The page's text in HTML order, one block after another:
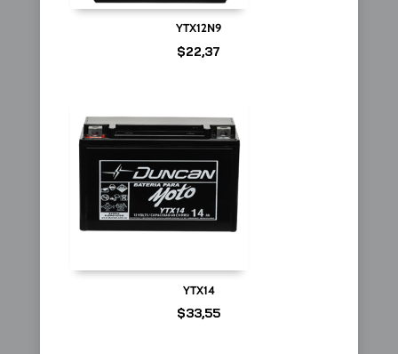
YTX12N9
$22,37
YTX14
$33,55